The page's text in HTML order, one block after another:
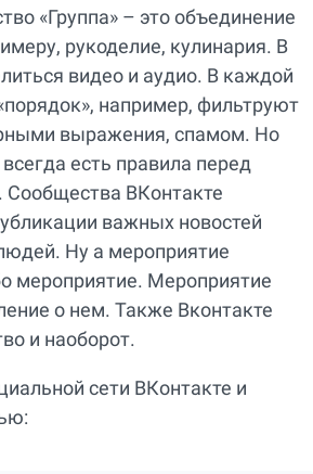
«Группа» – это объединение
рукоделие, кулинария. В
видео и аудио. В каждой
например, фильтруют
выражения, спамом. Но
есть правила перед
Сообщества ВКонтакте
важных новостей
Ну а мероприятие
мероприятие. Мероприятие
о нем. Также Вконтакте
и наоборот.
сети ВКонтакте и